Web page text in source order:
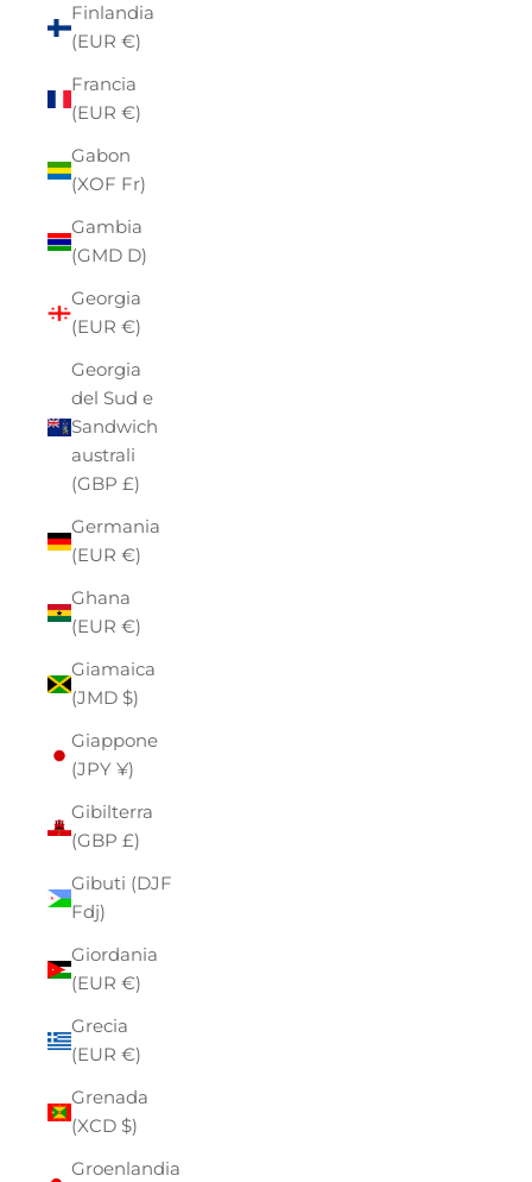
Finlandia
(EUR €)
Francia
(EUR €)
Gabon
(XOF Fr)
Gambia
(GMD D)
Georgia
(EUR €)
Georgia
del Sud e
Sandwich
australi
(GBP £)
Germania
(EUR €)
Ghana
(EUR €)
Giamaica
(JMD $)
Giappone
(JPY ¥)
Gibilterra
(GBP £)
Gibuti (DJF
Fdj)
Giordania
(EUR €)
Grecia
(EUR €)
Grenada
(XCD $)
Groenlandia